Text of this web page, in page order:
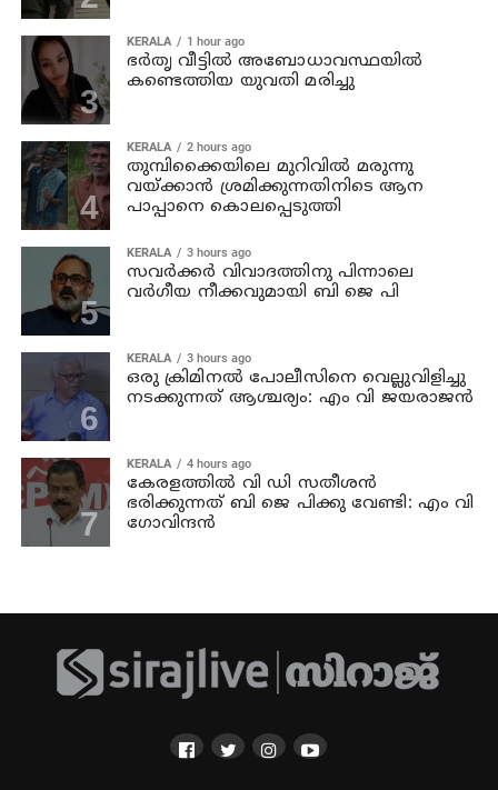
KERALA 1 hour ago
ഭര്‍തൃ വീട്ടില്‍ അബോധാവസ്ഥയില്‍
കണ്ടെത്തിയ യുവതി മരിച്ചു
KERALA 2 hours ago
തുമ്പിക്കൈയിലെ മുറിവില്‍ മരുന്നു
വയ്ക്കാന്‍ ശ്രമിക്കുന്നതിനിടെ ആന
പാപ്പാനെ കൊലപ്പെടുത്തി
KERALA 3 hours ago
സവര്‍ക്കര്‍ വിവാദത്തിനു പിന്നാലെ
വര്‍ഗീയ നീക്കവുമായി ബി ജെ പി
KERALA 3 hours ago
ഒരു ക്രിമിനല്‍ പോലീസിനെ വെല്ലുവിളിച്ചു
നടക്കുന്നത് ആശ്ചര്യം: എം വി ജയരാജന്‍
KERALA 4 hours ago
കേരളത്തില്‍ വി ഡി സതീശന്‍
ഭരിക്കുന്നത് ബി ജെ പിക്കു വേണ്ടി: എം വി
ഗോവിന്ദന്‍